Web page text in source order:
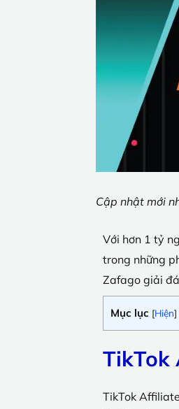
Cập nhật mới
Với hơn 1 tỷ
trong những
Zafago giải
Mục lục [Hiện]
TikTok
TikTok